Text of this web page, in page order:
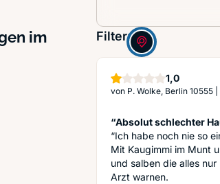
im
Filter:
1,0Stern
von P. Wolke, Berlin 10555
“Absolut schlechter
“Ich habe noch nie so
Mit Kaugimmi im Munt
und salben die alles
Arzt warnen.